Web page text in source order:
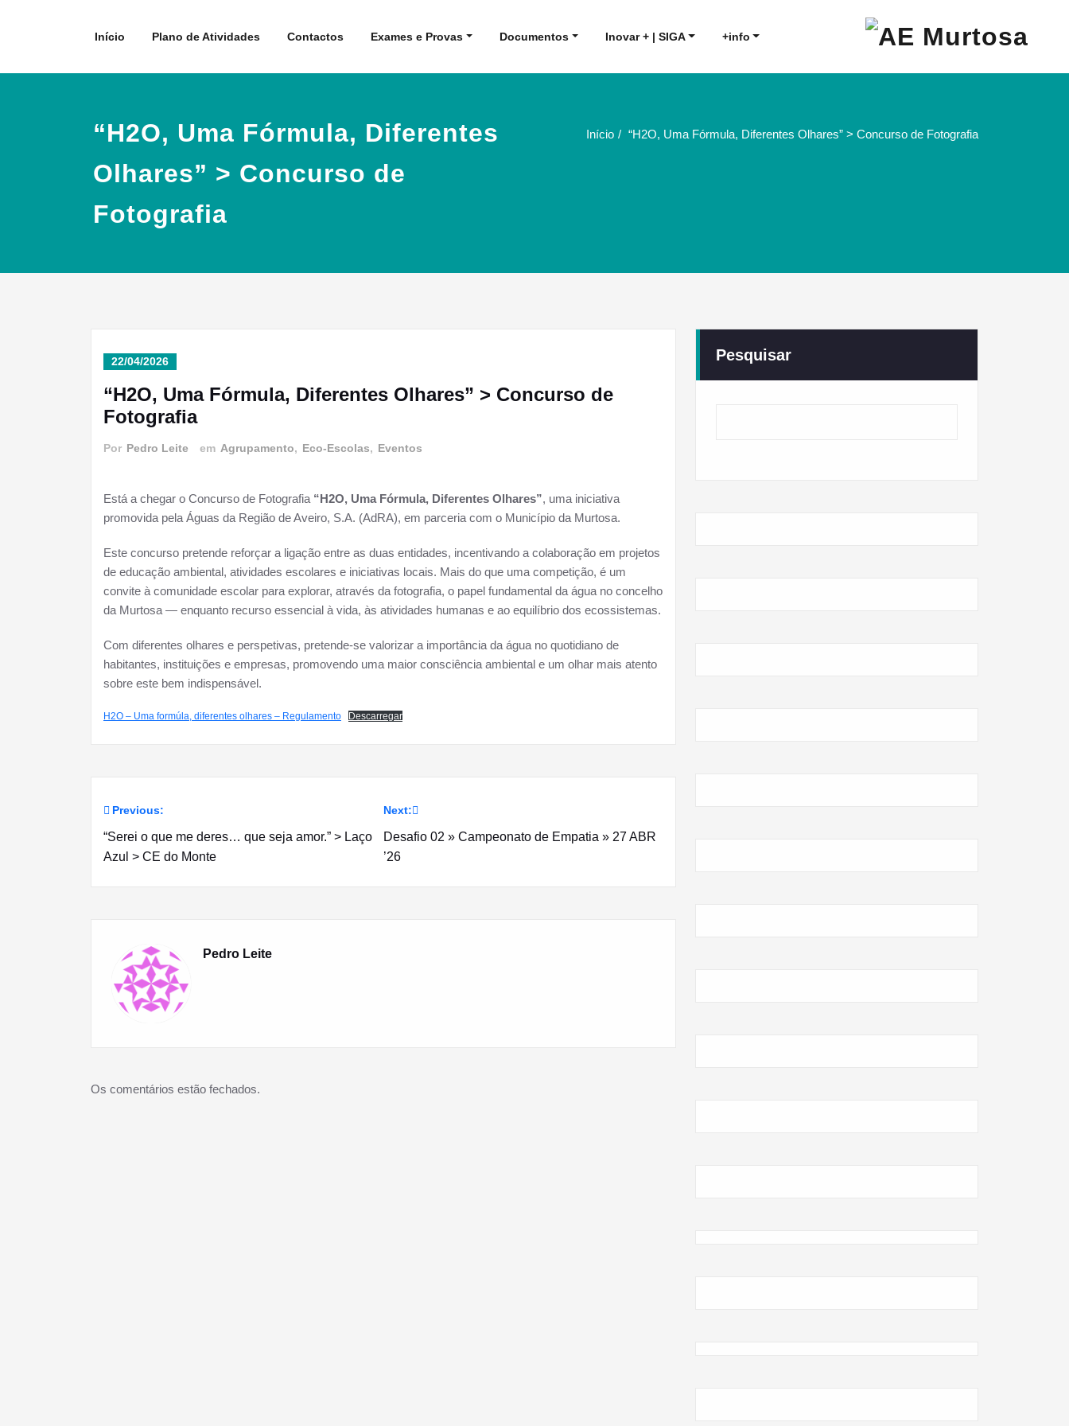
AE Murtosa
Agrupamento de Escolas da
Murtosa
Início Plano de Atividades Contactos Exames e Provas Documentos Inovar + | SIGA +info
“H2O, Uma Fórmula, Diferentes
Olhares” > Concurso de
Fotografia
Início “H2O, Uma Fórmula, Diferentes Olhares” > Concurso de Fotografia
22/04/2026
“H2O, Uma Fórmula, Diferentes Olhares” > Concurso de
Fotografia
Por Pedro Leite em Agrupamento, Eco-Escolas, Eventos
Está a chegar o Concurso de Fotografia “H2O, Uma Fórmula, Diferentes Olhares”, uma iniciativa
promovida pela Águas da Região de Aveiro, S.A. (AdRA), em parceria com o Município da Murtosa.
Este concurso pretende reforçar a ligação entre as duas entidades, incentivando a colaboração em projetos
de educação ambiental, atividades escolares e iniciativas locais. Mais do que uma competição, é um
convite à comunidade escolar para explorar, através da fotografia, o papel fundamental da água no concelho
da Murtosa — enquanto recurso essencial à vida, às atividades humanas e ao equilíbrio dos ecossistemas.
Com diferentes olhares e perspetivas, pretende-se valorizar a importância da água no quotidiano de
habitantes, instituições e empresas, promovendo uma maior consciência ambiental e um olhar mais atento
sobre este bem indispensável.
H2O – Uma formúla, diferentes olhares – Regulamento Descarregar
Navegação
de
Previous:
“Serei o que me deres… que seja amor.” > Laço
Azul > CE do Monte
Next:
Desafio 02 » Campeonato de Empatia » 27 ABR
’26
Pedro Leite
Os comentários estão fechados.
Pesquisar